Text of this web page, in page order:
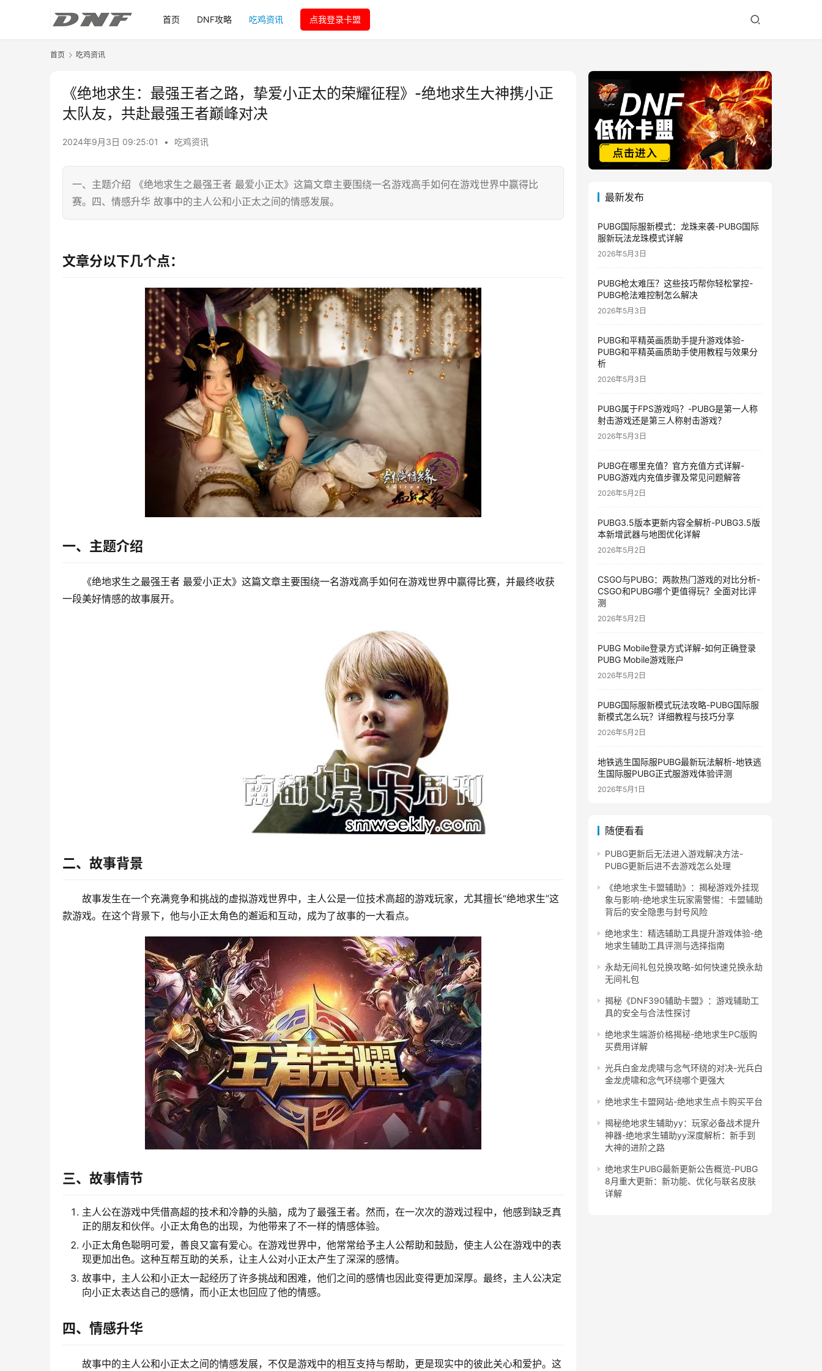
首页 DNF攻略 吃鸡资讯 点我登录卡盟
首页 吃鸡资讯
《绝地求生：最强王者之路，挚爱小正太的荣耀征程》-绝地求生大神携小正
太队友，共赴最强王者巅峰对决
2024年9月3日 09:25:01 • 吃鸡资讯
一、主题介绍 《绝地求生之最强王者 最爱小正太》这篇文章主要围绕一名游戏高手如何在游戏世界中赢得比
赛。四、情感升华 故事中的主人公和小正太之间的情感发展。
文章分以下几个点：
一、主题介绍
《绝地求生之最强王者 最爱小正太》这篇文章主要围绕一名游戏高手如何在游戏世界中赢得比赛，并最终收获
一段美好情感的故事展开。
二、故事背景
故事发生在一个充满竞争和挑战的虚拟游戏世界中，主人公是一位技术高超的游戏玩家，尤其擅长“绝地求生”这
款游戏。在这个背景下，他与小正太角色的邂逅和互动，成为了故事的一大看点。
三、故事情节
主人公在游戏中凭借高超的技术和冷静的头脑，成为了最强王者。然而，在一次次的游戏过程中，他感到缺乏真
正的朋友和伙伴。小正太角色的出现，为他带来了不一样的情感体验。
小正太角色聪明可爱，善良又富有爱心。在游戏世界中，他常常给予主人公帮助和鼓励，使主人公在游戏中的表
现更加出色。这种互帮互助的关系，让主人公对小正太产生了深深的感情。
故事中，主人公和小正太一起经历了许多挑战和困难，他们之间的感情也因此变得更加深厚。最终，主人公决定
向小正太表达自己的感情，而小正太也回应了他的情感。
四、情感升华
故事中的主人公和小正太之间的情感发展，不仅是游戏中的相互支持与帮助，更是现实中的彼此关心和爱护。这
最新发布
PUBG国际服新模式：龙珠来袭-PUBG国际
服新玩法龙珠模式详解
2026年5月3日
PUBG枪太难压？这些技巧帮你轻松掌控-
PUBG枪法难控制怎么解决
2026年5月3日
PUBG和平精英画质助手提升游戏体验-
PUBG和平精英画质助手使用教程与效果分
析
2026年5月3日
PUBG属于FPS游戏吗？-PUBG是第一人称
射击游戏还是第三人称射击游戏？
2026年5月3日
PUBG在哪里充值？官方充值方式详解-
PUBG游戏内充值步骤及常见问题解答
2026年5月2日
PUBG3.5版本更新内容全解析-PUBG3.5版
本新增武器与地图优化详解
2026年5月2日
CSGO与PUBG：两款热门游戏的对比分析-
CSGO和PUBG哪个更值得玩？全面对比评
测
2026年5月2日
PUBG Mobile登录方式详解-如何正确登录
PUBG Mobile游戏账户
2026年5月2日
PUBG国际服新模式玩法攻略-PUBG国际服
新模式怎么玩？详细教程与技巧分享
2026年5月2日
地铁逃生国际服PUBG最新玩法解析-地铁逃
生国际服PUBG正式服游戏体验评测
2026年5月1日
随便看看
PUBG更新后无法进入游戏解决方法-
PUBG更新后进不去游戏怎么处理
《绝地求生卡盟辅助》：揭秘游戏外挂现
象与影响-绝地求生玩家需警惕：卡盟辅助
背后的安全隐患与封号风险
绝地求生：精选辅助工具提升游戏体验-绝
地求生辅助工具评测与选择指南
永劫无间礼包兑换攻略-如何快速兑换永劫
无间礼包
揭秘《DNF390辅助卡盟》：游戏辅助工
具的安全与合法性探讨
绝地求生端游价格揭秘-绝地求生PC版购
买费用详解
光兵白金龙虎啸与念气环绕的对决-光兵白
金龙虎啸和念气环绕哪个更强大
绝地求生卡盟网站-绝地求生点卡购买平台
揭秘绝地求生辅助yy：玩家必备战术提升
神器-绝地求生辅助yy深度解析：新手到
大神的进阶之路
绝地求生PUBG最新更新公告概览-PUBG
8月重大更新：新功能、优化与联名皮肤
详解